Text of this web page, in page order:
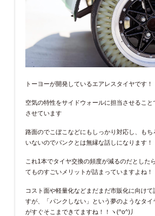
トーヨーが開発しているエアレスタイヤです！
空気の特性をサイドウォールに担当させること
させています
路面のでこぼこなどにもしっかり対応し、もち
いないのでパンクとは無縁な話しになります！
これ1本でタイヤ交換の頻度が減るのだとした
てものすごいメリットが詰まっていますよね
コスト面や軽量化などまだまだ市販化に向け
すが、「パンクしない」という夢のようなタイ
がすぐそこまできてますね！！ヽ(^o^)丿